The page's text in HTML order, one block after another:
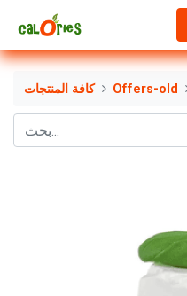
كافة المنتجات Offers-old